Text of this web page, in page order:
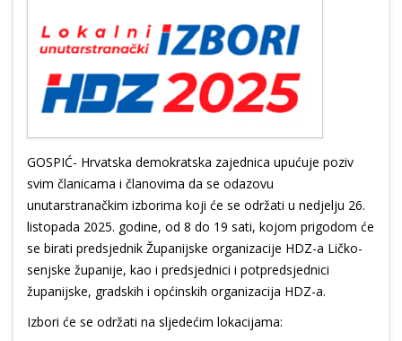
GOSPIĆ- Hrvatska demokratska zajednica upućuje poziv
svim članicama i članovima da se odazovu
unutarstranačkim izborima koji će se održati u nedjelju 26.
listopada 2025. godine, od 8 do 19 sati, kojom prigodom će
se birati predsjednik Županijske organizacije HDZ-a Ličko-
senjske županije, kao i predsjednici i potpredsjednici
županijske, gradskih i općinskih organizacija HDZ-a.
Izbori će se održati na sljedećim lokacijama: